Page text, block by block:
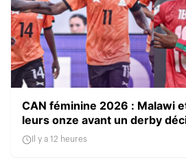
CAN féminine 2026 : Malawi
leurs onze avant un derby
Il y a 12 heures